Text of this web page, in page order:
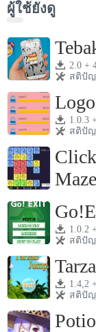
ผู้ใช้ยังดู
2.0 +
สติปั
1.0.3
สติปั
Maze
1.0.2
สติปั
1.4,2
สติปั